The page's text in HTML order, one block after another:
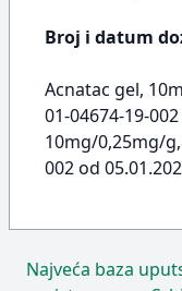
Broj i datum
Acnatac gel,
01-04674-19-
10mg/0,25mg/
002 od
Najveća baza